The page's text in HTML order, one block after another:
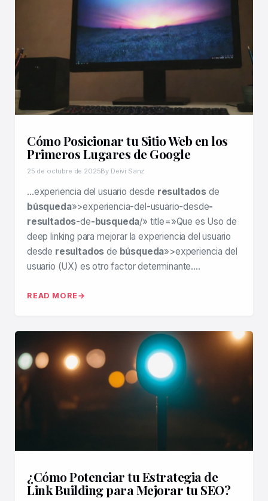
Cómo Posicionar tu Sitio Web en los
Primeros Lugares de Google
25 de octubre de 2025By Deivi Sanz
…experiencia del usuario desde resultados de
búsqueda»>experiencia-del-usuario-desde-
resultados-de-busqueda/» title=»Que es Uso de
deep linking para mejorar la experiencia del usuario
desde resultados de búsqueda»>experiencia del
usuario (UX) es otro factor determinante….
READ MORE
¿Cómo Potenciar tu Estrategia de
Link Building para Mejorar tu SEO?